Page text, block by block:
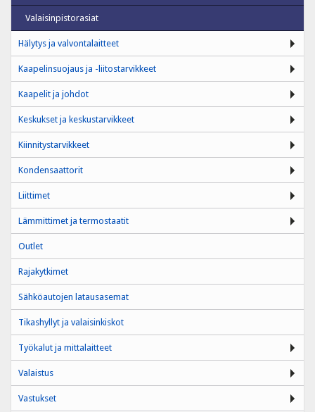
Valaisinpistorasiat
Hälytys ja valvontalaitteet
Kaapelinsuojaus ja -liitostarvikkeet
Kaapelit ja johdot
Keskukset ja keskustarvikkeet
Kiinnitystarvikkeet
Kondensaattorit
Liittimet
Lämmittimet ja termostaatit
Outlet
Rajakytkimet
Sähköautojen latausasemat
Tikashyllyt ja valaisinkiskot
Työkalut ja mittalaitteet
Valaistus
Vastukset